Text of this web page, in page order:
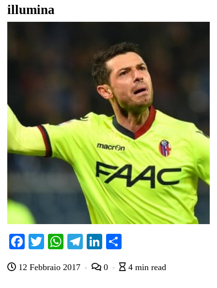
illumina
Fa
bo
T
tte
W
ts
Te
gr
Li
ed di
12 Febbraio 2017 0 4 min read